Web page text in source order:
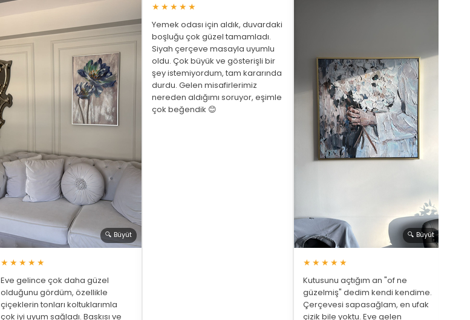
🔍 Büyüt
★★★★★
Eve gelince çok daha güzel
olduğunu gördüm, özellikle
çiçeklerin tonları koltuklarımla
çok iyi uyum sağladı. Baskısı ve
★★★★★
Yemek odası için aldık, duvardaki
boşluğu çok güzel tamamladı.
Siyah çerçeve masayla uyumlu
oldu. Çok büyük ve gösterişli bir
şey istemiyordum, tam kararında
durdu. Gelen misafirlerimiz
nereden aldığımı soruyor, eşimle
çok beğendik 😊
🔍 Büyüt
★★★★★
Kutusunu açtığım an "of ne
güzelmiş" dedim kendi kendime.
Çerçevesi sapasağlam, en ufak
çizik bile yoktu. Eve gelen